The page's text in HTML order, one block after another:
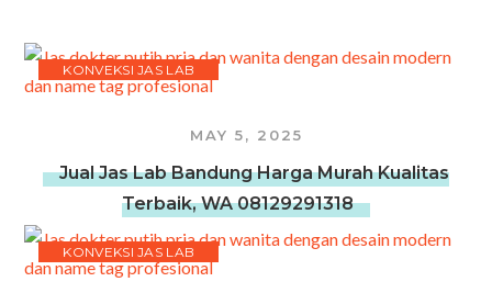
KONVEKSI JAS LAB
MAY 5, 2025
Jual Jas Lab Bandung Harga Murah Kualitas
Terbaik, WA 08129291318
KONVEKSI JAS LAB